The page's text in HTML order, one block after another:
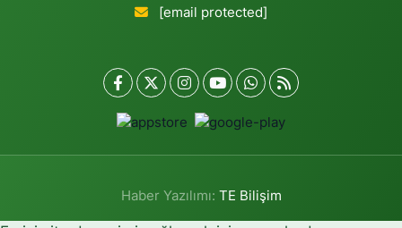
[email protected]
Haber Yazılımı: TE Bilişim